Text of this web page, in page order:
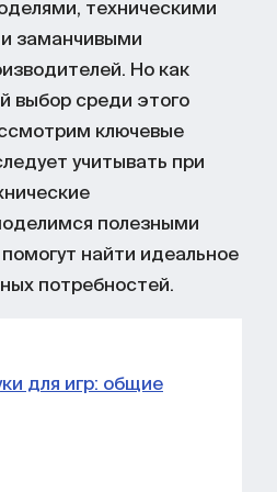
памяти) и
расширения.
— оптимальный
i5/i7 (12–14
AMD Ryzen 5/7
с большим
и поддержкой
(Turbo
— твердотельный
только как
хранилище для
характеристики
апгрейда
игровой
и комфортом в
техническими
заманчивыми
Но как
выбор среди этого
ключевые
учитывать при
полезными
найти идеальное
потребностей.
для игр: общие